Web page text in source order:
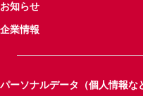
お知らせ
企業情報
パーソナルデータ（個人情報な